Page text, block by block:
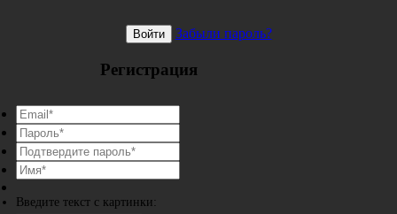
Войти Забыли пароль?
Регистрация
Введите текст с картинки: